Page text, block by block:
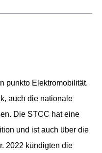
punkto Elektromobilität.
auch die nationale
Die STCC hat eine
und ist auch über die
2022 kündigten die